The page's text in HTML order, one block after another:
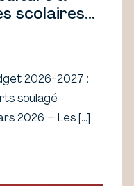
scolaires
2026-2027 :
soulagé
2026 – Les […]